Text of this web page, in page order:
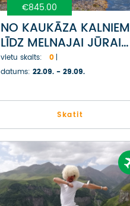
€845.00
NO KAUKĀZA KALNIEM
LĪDZ MELNAJAI JŪRAI
GRUZIJĀ
vietu skaits:
0
datums: 22.09. - 29.09.
Skatit